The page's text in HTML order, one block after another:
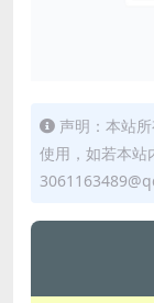
声明：本站
使用，如若本站